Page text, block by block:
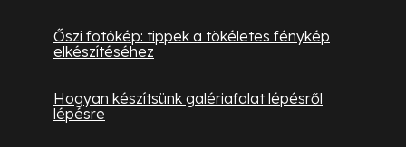
Őszi fotókép: tippek a tökéletes fénykép
elkészítéséhez
Hogyan készítsünk galériafalat lépésről
lépésre